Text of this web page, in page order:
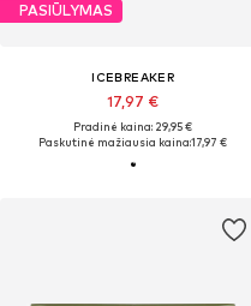
PASIŪLYMAS
ICEBREAKER
17,97 €
Pradinė kaina: 29,95 €
Paskutinė mažiausia kaina:17,97 €